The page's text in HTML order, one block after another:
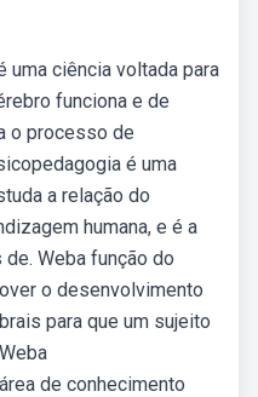
uma ciência voltada para
funciona e de
o processo de
é uma
a relação do
humana, e é a
Weba função do
o desenvolvimento
para que um sujeito
de conhecimento